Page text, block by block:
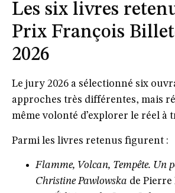
Les six livres
Prix François
2026
Le jury 2026 a sélectionné six
approches très différentes, mais
même volonté d’explorer le réel à
Parmi les livres retenus figurent :
Flamme, Volcan, Tempête. Un
Christine Pawlowska de Pierre